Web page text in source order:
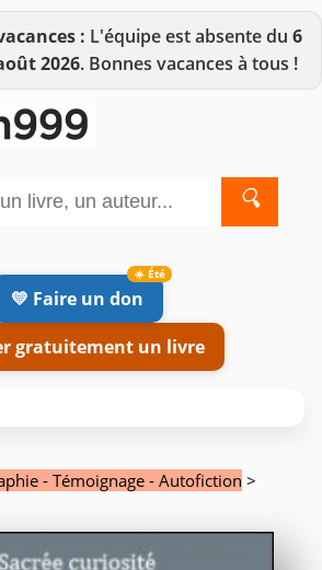
: L'équipe est absente du 6
2026. Bonnes vacances à tous !
🔍
💛 Faire un don
gratuitement un livre
- Témoignage - Autofiction >